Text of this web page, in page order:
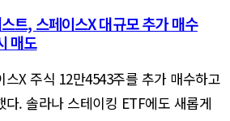
트, 스페이스X 대규모 추가 매수
매도
X 주식 12만4543주를 추가 매수하고
. 솔라나 스테이킹 ETF에도 새롭게